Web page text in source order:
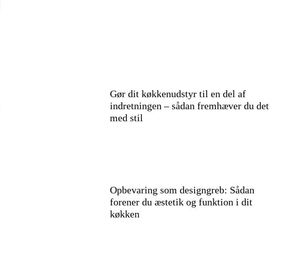
Gør dit køkkenudstyr til en del af
indretningen – sådan fremhæver du det
med stil
Opbevaring som designgreb: Sådan
forener du æstetik og funktion i dit
køkken